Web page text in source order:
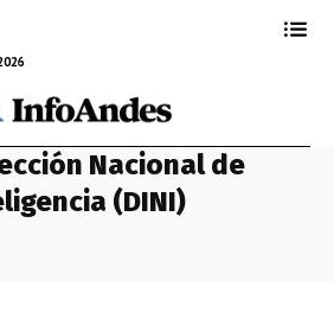
Nacional de
(DINI)